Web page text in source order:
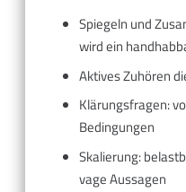
Spiegeln und
wird ein
Aktives Zuhören
Klärungsfragen:
Bedingungen
Skalierung:
vage Aussagen